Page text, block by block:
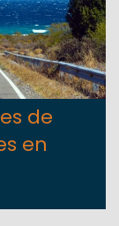
de
en